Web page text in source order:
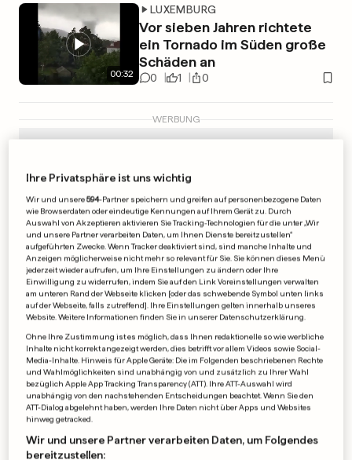
00:32
LUXEMBURG
Vor sieben Jahren richtete
ein Tornado im Süden große
Schäden an
0 1 0
WERBUNG
LUXEMBURG
Am e-Lake steigt mit der
Dunkelheit die Partystimmung
Ihre Privatsphäre ist uns wichtig
Wir und unsere594-Partner speichern und greifen auf personenbezogene Daten
wie Browserdaten oder eindeutige Kennungen auf Ihrem Gerät zu. Durch
Auswahl von Akzeptieren aktivieren Sie Tracking-Technologien für die unter „Wir
und unsere Partner verarbeiten Daten, um Ihnen Dienste bereitzustellen“
aufgeführten Zwecke. Wenn Tracker deaktiviert sind, sind manche Inhalte und
Anzeigen möglicherweise nicht mehr so relevant für Sie. Sie können dieses Menü
jederzeit wieder aufrufen, um Ihre Einstellungen zu ändern oder Ihre
Einwilligung zu widerrufen, indem Sie auf den Link Voreinstellungen verwalten
am unteren Rand der Webseite klicken [oder das schwebende Symbol unten links
auf der Webseite, falls zutreffend]. Ihre Einstellungen gelten innerhalb unseres
Website. Weitere Informationen finden Sie in unserer Datenschutzerklärung.
Ohne Ihre Zustimmung ist es möglich, dass Ihnen redaktionelle so wie werbliche
Inhalte nicht korrekt angezeigt werden, dies betrifft vor allem Videos sowie Social-
Media-Inhalte. Hinweis für Apple Geräte: Die im Folgenden beschriebenen Rechte
und Wahlmöglichkeiten sind unabhängig von und zusätzlich zu Ihrer Wahl
bezüglich Apple App Tracking Transparency (ATT). Ihre ATT-Auswahl wird
unabhängig von den nachstehenden Entscheidungen beachtet. Wenn Sie den
ATT-Dialog abgelehnt haben, werden Ihre Daten nicht über Apps und Websites
hinweg getracked.
Wir und unsere Partner verarbeiten Daten, um Folgendes
bereitzustellen: